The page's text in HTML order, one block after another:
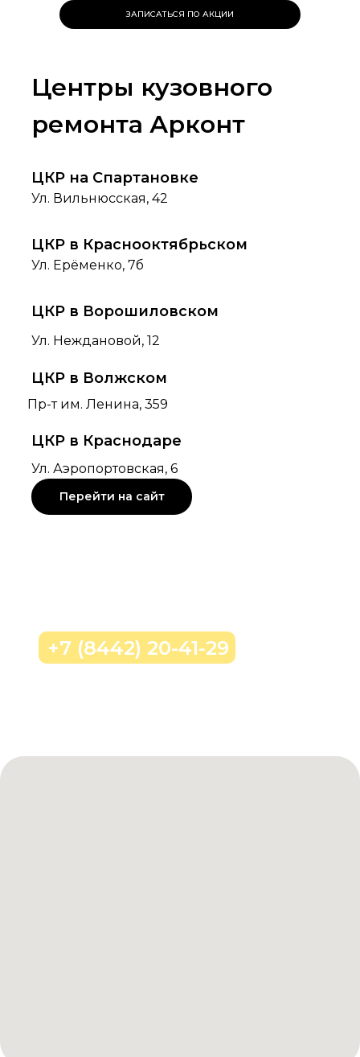
ЗАПИСАТЬСЯ ПО АКЦИИ
Центры кузовного
ремонта Арконт
Ул. Неждановой, 12
ЦКР в Волжском
ЦКР в Краснодаре
Пр-т им. Ленина, 359
Ул. Аэропортовская, 6
Перейти на сайт
ЦКР в Ворошиловском
ЦКР в Краснооктябрьском
Ул. Ерёменко, 7б
ЦКР на Спартановке
Ул. Вильнюсская, 42
+7 (8442) 20-41-29